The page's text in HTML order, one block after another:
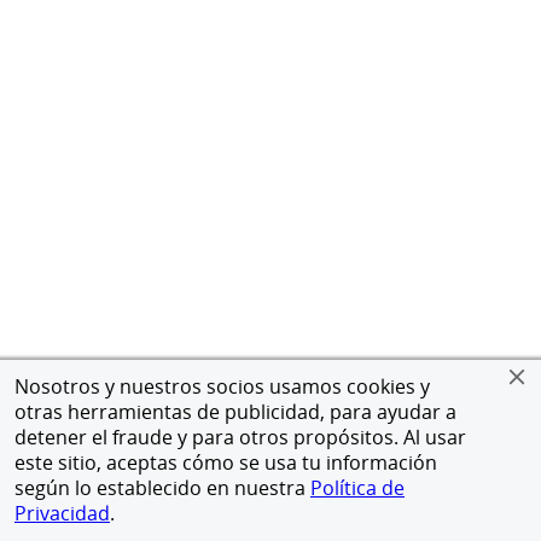
Nosotros y nuestros socios usamos cookies y
otras herramientas de publicidad, para ayudar a
detener el fraude y para otros propósitos. Al usar
este sitio, aceptas cómo se usa tu información
según lo establecido en nuestra Política de
Privacidad.